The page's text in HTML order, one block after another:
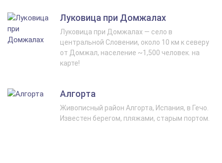
Луковица при Домжалах
Луковица при Домжалах — село в
центральной Словении, около 10 км к северу
от Домжал, население ~1,500 человек. на
карте!
Алгорта
Живописный район Алгорта, Испания, в Гечо.
Известен берегом, пляжами, старым портом.